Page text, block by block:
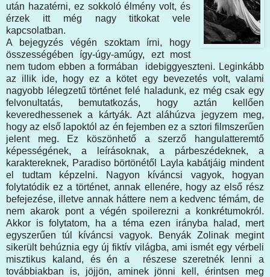
után hazatérni, ez sokkoló élmény volt, és
érzek itt még nagy titkokat vele
kapcsolatban.
A bejegyzés végén szoktam írni, hogy
összességében így-úgy-amúgy, ezt most
nem tudom ebben a formában idebiggyeszteni. Leginkább
az illik ide, hogy ez a kötet egy bevezetés volt, valami
nagyobb lélegzetű történet felé haladunk, ez még csak egy
felvonultatás, bemutatkozás, hogy aztán kellően
keveredhessenek a kártyák. Azt aláhúzva jegyzem meg,
hogy az első lapoktól az én fejemben ez a sztori filmszerűen
jelent meg. Ez köszönhető a szerző hangulatteremtő
képességének, a leírásoknak, a párbeszédeknek, a
karaktereknek, Paradiso börtönétől Layla kabátjáig mindent
el tudtam képzelni. Nagyon kíváncsi vagyok, hogyan
folytatódik ez a történet, annak ellenére, hogy az első rész
befejezése, illetve annak háttere nem a kedvenc témám, de
nem akarok pont a végén spoilerezni a konkrétumokról.
Akkor is folytatom, ha a téma ezen irányba halad, mert
egyszerűen túl kíváncsi vagyok. Benyák Zolinak megint
sikerült behúznia egy új fiktív világba, ami ismét egy vérbeli
misztikus kaland, és én a részese szeretnék lenni a
továbbiakban is, jöjjön, aminek jönni kell, érintsen meg